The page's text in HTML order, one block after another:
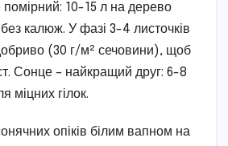
помірний: 10-15 л на дерево
калюж. У фазі 3-4 листочків
(30 г/м² сечовини), щоб
Сонце – найкращий друг: 6-8
міцних гілок.
опіків білим вапном на